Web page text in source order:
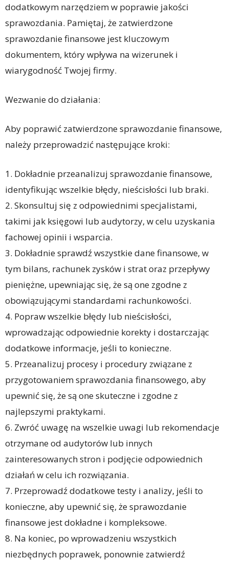
dodatkowym narzędziem w poprawie jakości
sprawozdania. Pamiętaj, że zatwierdzone
sprawozdanie finansowe jest kluczowym
dokumentem, który wpływa na wizerunek i
wiarygodność Twojej firmy.
Wezwanie do działania:
Aby poprawić zatwierdzone sprawozdanie finansowe,
należy przeprowadzić następujące kroki:
1. Dokładnie przeanalizuj sprawozdanie finansowe,
identyfikując wszelkie błędy, nieścisłości lub braki.
2. Skonsultuj się z odpowiednimi specjalistami,
takimi jak księgowi lub audytorzy, w celu uzyskania
fachowej opinii i wsparcia.
3. Dokładnie sprawdź wszystkie dane finansowe, w
tym bilans, rachunek zysków i strat oraz przepływy
pieniężne, upewniając się, że są one zgodne z
obowiązującymi standardami rachunkowości.
4. Popraw wszelkie błędy lub nieścisłości,
wprowadzając odpowiednie korekty i dostarczając
dodatkowe informacje, jeśli to konieczne.
5. Przeanalizuj procesy i procedury związane z
przygotowaniem sprawozdania finansowego, aby
upewnić się, że są one skuteczne i zgodne z
najlepszymi praktykami.
6. Zwróć uwagę na wszelkie uwagi lub rekomendacje
otrzymane od audytorów lub innych
zainteresowanych stron i podjęcie odpowiednich
działań w celu ich rozwiązania.
7. Przeprowadź dodatkowe testy i analizy, jeśli to
konieczne, aby upewnić się, że sprawozdanie
finansowe jest dokładne i kompleksowe.
8. Na koniec, po wprowadzeniu wszystkich
niezbędnych poprawek, ponownie zatwierdź